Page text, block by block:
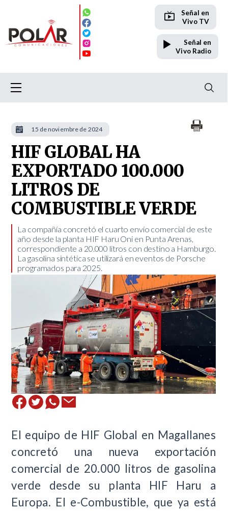
Señal en
Vivo TV
Señal en
Vivo Radio
HIF GLOBAL HA
EXPORTADO 100.000
LITROS DE
COMBUSTIBLE VERDE
​La compañía concretó el cuarto envío comercial de este
año desde la planta HIF Haru Oni en Punta Arenas,
correspondiente a 20.000 litros con destino a Hamburgo.
La gasolina sintética se utilizará en eventos de Porsche
programados para 2025.
El equipo de HIF Global en Magallanes
concretó una nueva exportación
comercial de 20.000 litros de gasolina
verde desde su planta HIF Haru a
Europa. El e-Combustible, que ya está
15 de noviembre de 2024